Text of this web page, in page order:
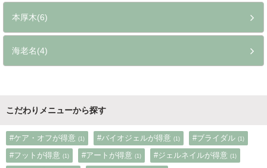
本厚木(6)
海老名(4)
こだわりメニューから探す
#ケア・オフが得意 (1) #バイオジェルが得意 (1) #ブライダル (1)
#フットが得意 (1) #アートが得意 (1) #ジェルネイルが得意 (1)